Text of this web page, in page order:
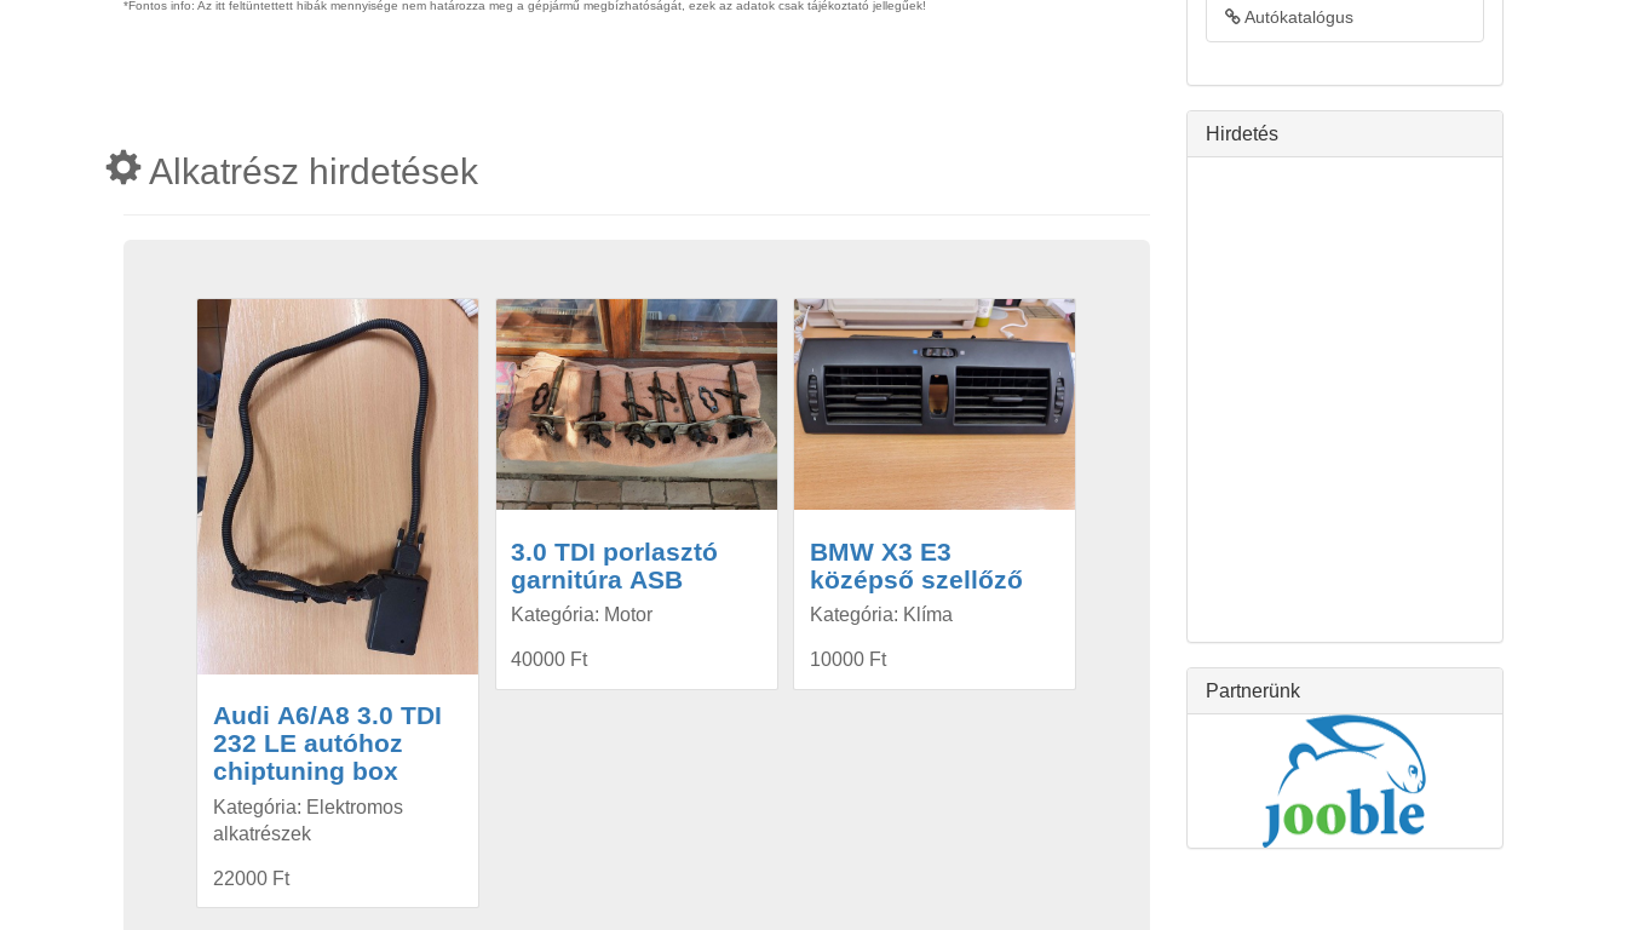
*Fontos info: Az itt feltüntettett hibák mennyisége nem határozza meg a gépjármű megbízhatóságát, ezek az adatok csak tájékoztató jellegűek!
Alkatrész hirdetések
Audi A6/A8 3.0 TDI
232 LE autóhoz
chiptuning box
Kategória: Elektromos
alkatrészek
22000 Ft
3.0 TDI porlasztó
garnitúra ASB
Kategória: Motor
40000 Ft
BMW X3 E3
középső szellőző
Kategória: Klíma
10000 Ft
Autókatalógus
Hirdetés
Partnerünk